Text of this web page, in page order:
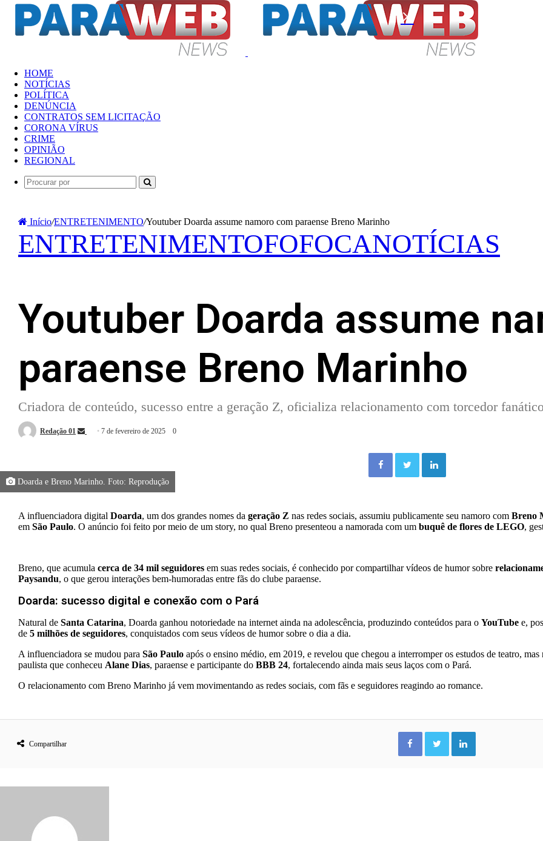
Menu
HOME
NOTÍCIAS
POLÍTICA
DENÚNCIA
CONTRATOS SEM LICITAÇÃO
CORONA VÍRUS
CRIME
OPINIÃO
REGIONAL
Procurar
Início/ENTRETENIMENTO/Youtuber Doarda assume namoro com paraense Breno Marinho
ENTRETENIMENTOFOFOCANOTÍCIAS
Youtuber Doarda assume
paraense Breno Marinho
Criadora de conteúdo, sucesso entre a geração Z, oficializa relacionamento com torcedor
Redação 01
Send 7 de fevereiro de 2025 0
FacebookTwitterLinkedin
Doarda e Breno Marinho. Foto: Reprodução
A influenciadora digital Doarda, um dos grandes nomes da geração Z nas redes sociais, assumiu publicamente seu namoro com Breno
em São Paulo. O anúncio foi feito por meio de um story, no qual Breno presenteou a namorada com um buquê de flores de LEGO,
Breno, que acumula cerca de 34 mil seguidores em suas redes sociais, é conhecido por compartilhar vídeos de humor sobre
Paysandu, o que gerou interações bem-humoradas entre fãs do clube paraense.
Doarda: sucesso digital e conexão com o Pará
Natural de Santa Catarina, Doarda ganhou notoriedade na internet ainda na adolescência, produzindo conteúdos para o YouTube e,
de 5 milhões de seguidores, conquistados com seus vídeos de humor sobre o dia a dia.
A influenciadora se mudou para São Paulo após o ensino médio, em 2019, e revelou que chegou a interromper os estudos de teatro,
paulista que conheceu Alane Dias, paraense e participante do BBB 24, fortalecendo ainda mais seus laços com o Pará.
O relacionamento com Breno Marinho já vem movimentando as redes sociais, com fãs e seguidores reagindo ao romance.
Compartilhar
FacebookTwitterLinkedin
Fechar